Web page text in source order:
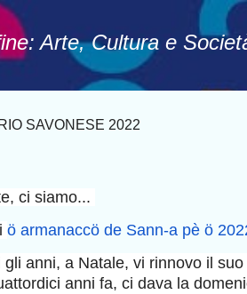
Arte, Cultura e
SAVONESE 2022
ci siamo...
ö armanaccö de Sann-a pè ö
gli anni, a Natale, vi rinnovo il
anni fa, ci dava la